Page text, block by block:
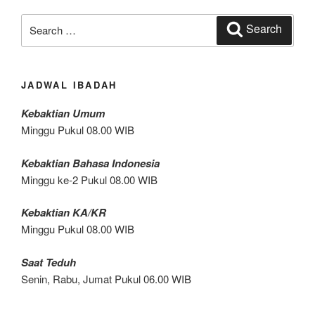
for:
Search
JADWAL IBADAH
Kebaktian Umum
Minggu Pukul 08.00 WIB
Kebaktian Bahasa Indonesia
Minggu ke-2 Pukul 08.00 WIB
Kebaktian KA/KR
Minggu Pukul 08.00 WIB
Saat Teduh
Senin, Rabu, Jumat Pukul 06.00 WIB